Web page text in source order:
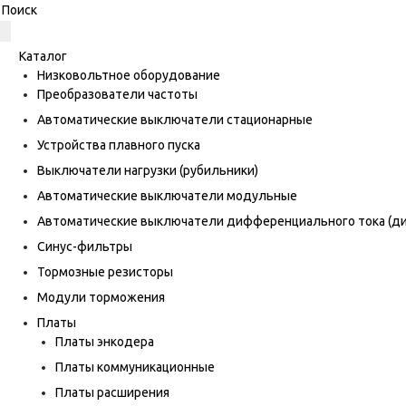
Каталог
Низковольтное оборудование
Преобразователи частоты
Автоматические выключатели стационарные
Устройства плавного пуска
Выключатели нагрузки (рубильники)
Автоматические выключатели модульные
Автоматические выключатели дифференциального тока
Синус-фильтры
Тормозные резисторы
Модули торможения
Платы
Платы энкодера
Платы коммуникационные
Платы расширения